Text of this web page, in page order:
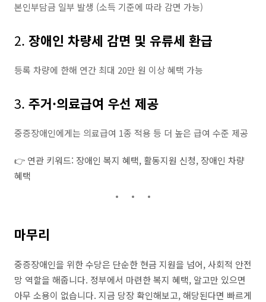
본인부담금 일부 발생 (소득 기준에 따라 감면 가능)
2. 장애인 차량세 감면 및 유류세 환급
등록 차량에 한해 연간 최대 20만 원 이상 혜택 가능
3. 주거·의료급여 우선 제공
중증장애인에게는 의료급여 1종 적용 등 더 높은 급여 수준 제공
👉 연관 키워드: 장애인 복지 혜택, 활동지원 신청, 장애인 차량
혜택
마무리
중증장애인을 위한 수당은 단순한 현금 지원을 넘어, 사회적 안전
망 역할을 해줍니다. 정부에서 마련한 복지 혜택, 알고만 있으면
아무 소용이 없습니다. 지금 당장 확인해보고, 해당된다면 빠르게